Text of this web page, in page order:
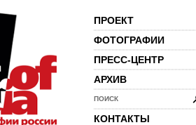
ПРОЕКТ
ФОТОГРАФИИ
ПРЕСС-ЦЕНТР
АРХИВ
ПОИСК
КОНТАКТЫ